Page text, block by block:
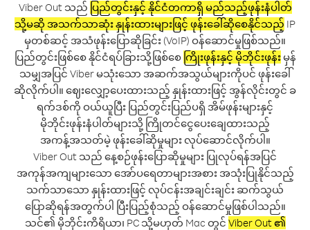
Viber Out သည် ပြည်တွင်းနှင့် နိုင်ငံတကာရှိ မည်သည့်ဖုန်းနံပါတ်
သို့မဆို အသက်သာဆုံး နှုန်းထားများဖြင့် ဖုန်းခေါ်ဆိုစေနိုင်သည့် IP
မှတစ်ဆင့် အသံဖုန်းပြောဆိုခြင်း (VoIP) ဝန်ဆောင်မှုဖြစ်သည်။
ပြည်တွင်းဖြစ်စေ နိုင်ငံရပ်ခြားသို့ဖြစ်စေ ကြိုးဖုန်းနှင့် မိုဘိုင်းဖုန်းမှန်
သမျှအပြင် Viber မသုံးသော အဆက်အသွယ်များကိုပင် ဖုန်းခေါ်
ဆိုလိုက်ပါ။ ဈေးလျှော့ပေးထားသည့် နှုန်းထားဖြင့် အွန်လိုင်းတွင် ခ
ရက်ဒစ်ကို ဝယ်ယူပြီး ပြည်တွင်းပြည်ပရှိ အိမ်ဖုန်းများနှင့်
မိုဘိုင်းဖုန်းနံပါတ်များသို့ ကြိုတင်ငွေပေးချေထားသည့်
အကန့်အသတ်မဲ့ ဖုန်းခေါ်ဆိုမှုများ လုပ်ဆောင်လိုက်ပါ။
Viber Out သည် နေ့စဉ်ဖုန်းပြောဆိုမှုများ ပြုလုပ်ရန်အပြင်
အကုန်အကျများသော အော်ပရေတာများအစား အသုံးပြုနိုင်သည့်
သက်သာသော နှုန်းထားဖြင့် လုပ်ငန်းအချင်းချင်း ဆက်သွယ်
ပြောဆိုရန်အတွက်ပါ ပြီးပြည့်စုံသည့် ဝန်ဆောင်မှုဖြစ်ပါသည်။
သင်၏ မိုဘိုင်းကိရိယာ၊ PC သို့မဟုတ် Mac တွင် Viber Out ၏